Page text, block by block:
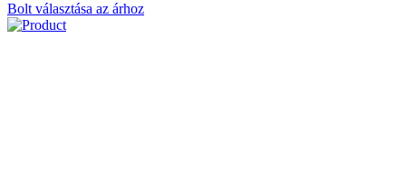
Bolt választása az árhoz